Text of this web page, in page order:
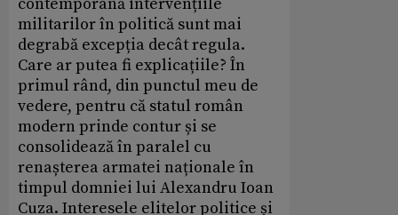
militarilor în politică sunt mai
degrabă excepția decât regula.
Care ar putea fi explicațiile? În
primul rând, din punctul meu de
vedere, pentru că statul român
modern prinde contur și se
consolidează în paralel cu
renașterea armatei naționale în
timpul domniei lui Alexandru Ioan
Cuza. Interesele elitelor politice și